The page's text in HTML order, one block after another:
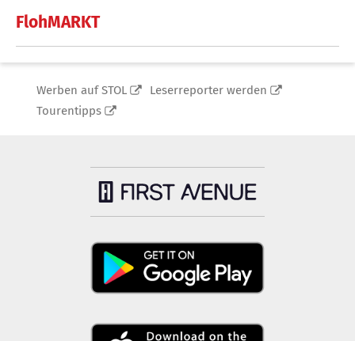
FlohMARKT
Werben auf STOL
Leserreporter werden
Tourentipps